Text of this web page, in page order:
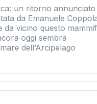
un ritorno annunciato
da Emanuele
da vicino questo
oggi sembra
dell’Arcipelago